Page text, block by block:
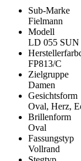
Sub-Marke
Fielmann
Modell
LD 055
FP813/C
Zielgruppe
Damen
Gesichtsform
Oval, Herz,
Brillenform
Oval
Fassungstyp
Vollrand